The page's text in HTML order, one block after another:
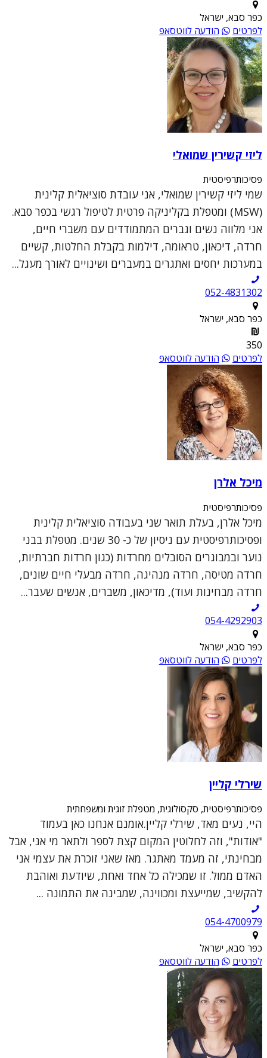
כפר סבא, ישראל
לפרטים
הודעה לווטסאפ
ליזי קשירין שמואלי
פסיכותרפיסטית
שמי ליזי קשירין שמואלי, אני עובדת סוציאלית קלינית
(MSW) ומטפלת בקליניקה פרטית לטיפול רגשי בכפר סבא.
אני מלווה נשים וגברים המתמודדים עם משברי חיים,
חרדה, דיכאון, טראומה, דילמות בקבלת החלטות, קשיים
במערכות יחסים ואתגרים במעברים ושינויים לאורך מעגל...
052-4831302
כפר סבא, ישראל
350
לפרטים
הודעה לווטסאפ
מיכל אלרן
פסיכותרפיסטית
מיכל אלרן, בעלת תואר שני בעבודה סוציאלית קלינית
ופסיכותרפיסטית עם ניסיון של כ- 30 שנים. מטפלת בבני
נוער ובמבוגרים הסובלים מחרדות (כגון חרדות חברתיות,
חרדה מטיסה, חרדה מנהיגה, חרדה מבעלי חיים שונים,
חרדה מבחינות ועוד), מדיכאון, משברים, אנשים שעבר...
054-4292903
כפר סבא, ישראל
לפרטים
הודעה לווטסאפ
שירלי קליין
פסיכותרפיסטית, סקסולוגית, מטפלת זוגית ומשפחתית
היי, נעים מאד, שירלי קליין.אומנם אנחנו כאן בעמוד
"אודות", וזה לחלוטין המקום קצת לספר ולתאר מי אני, אבל
מבחינתי, זה מעמד מאתגר. מאז שאני זוכרת את עצמי אני
האדם ממול. זו שמכילה כל אחד ואחת, שיודעת ואוהבת
להקשיב, שמייעצת ומכווינה, שמבינה את התמונה ...
054-4700979
כפר סבא, ישראל
לפרטים
הודעה לווטסאפ